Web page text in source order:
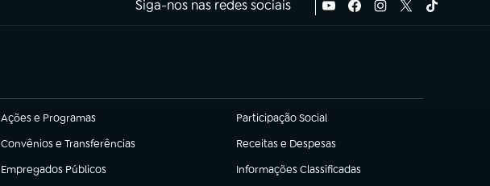
Siga-nos nas redes sociais
Ações e Programas
(abre em nova aba) Participação Social
(abre em nova aba)
Convênios e Transferências
(abre em nova aba) Receitas e Despesas
(abre em nova aba)
Empregados Públicos
(abre em nova aba) Informações Classificadas
(abre em nova aba)